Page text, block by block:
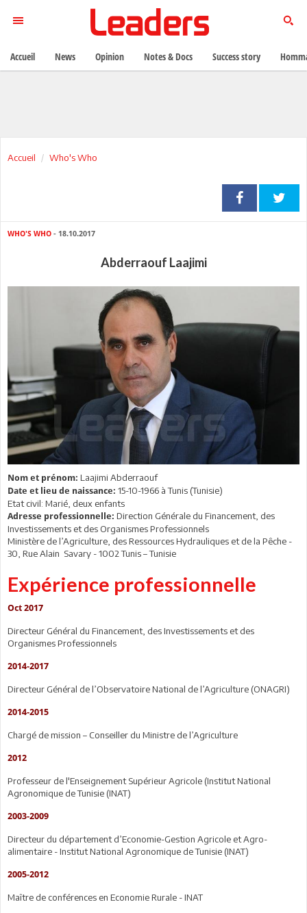
Accueil Who's Who
WHO'S WHO - 18.10.2017
Abderraouf Laajimi
Nom et prénom: Laajimi Abderraouf
Date et lieu de naissance: 15-10-1966 à Tunis (Tunisie)
Etat civil: Marié, deux enfants
Adresse professionnelle: Direction Générale du Financement, des
Investissements et des Organismes Professionnels
Ministère de l’Agriculture, des Ressources Hydrauliques et de la Pêche -
30, Rue Alain Savary - 1002 Tunis – Tunisie
Expérience professionnelle
Oct 2017
Directeur Général du Financement, des Investissements et des
Organismes Professionnels
2014-2017
Directeur Général de l’Observatoire National de l’Agriculture (ONAGRI)
2014-2015
Chargé de mission – Conseiller du Ministre de l’Agriculture
2012
Professeur de l'Enseignement Supérieur Agricole (Institut National
Agronomique de Tunisie (INAT)
2003-2009
Directeur du département d’Economie-Gestion Agricole et Agro-
alimentaire - Institut National Agronomique de Tunisie (INAT)
2005-2012
Maître de conférences en Economie Rurale - INAT
Accueil News Opinion Notes & Docs Success story